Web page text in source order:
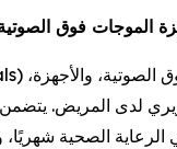
الموجات فوق